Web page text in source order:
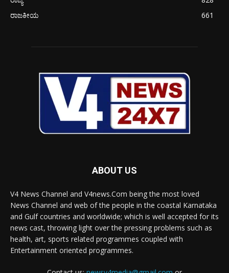
ರಾಜಕೀಯ
661
ABOUT US
V4 News Channel and V4news.Com being the most loved
News Channel and web of the people in the coastal Karnataka
and Gulf countries and worldwide; which is well accepted for its
news cast, throwing light over the pressing problems such as
health, art, sports related programmes coupled with
Entertainment oriented programmes.